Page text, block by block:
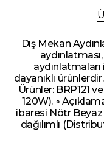
Dış Mekan
dayanıklı
Ürünler: BRP121
120W). ◦
ibaresi Nötr Beyaz
dağılımlı